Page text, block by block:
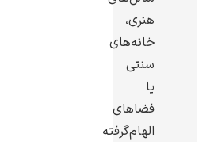
هنری،
خانه‌های
سنتی
یا
فضاهای
الهام‌گرفته